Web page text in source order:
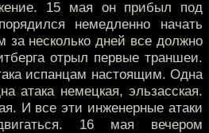
15 мая он прибыл под
немедленно начать
за несколько дней все должно
отрыл первые траншеи.
испанцам настоящим. Одна
атака немецкая, эльзасская.
И все эти инженерные атаки
16 мая вечером